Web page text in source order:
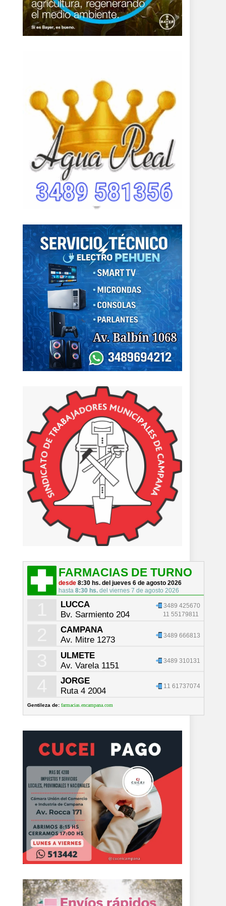
FARMACIAS DE TURNO
desde 8:30 hs. del jueves 6 de agosto 2026
hasta 8:30 hs.del viernes 7 de agosto 2026
LUCCA
Bv. Sarmiento 204
3489 425670
11 55179811
CAMPANA
Av. Mitre 1273
3489 666813
ULMETE
Av. Varela 1151
3489 310131
JORGE
Ruta 4 2004
11 61737074
Gentileza de: farmacias.encampana.com